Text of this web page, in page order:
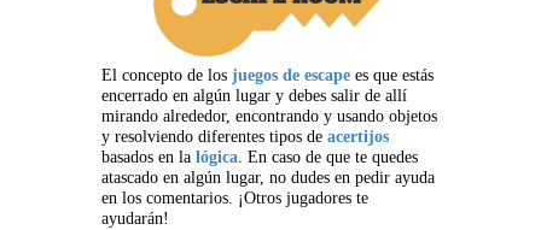
El concepto de los juegos de escape es que estás
encerrado en algún lugar y debes salir de allí
mirando alrededor, encontrando y usando objetos
y resolviendo diferentes tipos de acertijos
basados en la lógica. En caso de que te quedes
atascado en algún lugar, no dudes en pedir ayuda
en los comentarios. ¡Otros jugadores te
ayudarán!